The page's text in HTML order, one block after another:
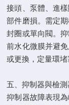
接頭、泵體、進
部件磨損。需定
封圈或單向閥。
前水化微膜并避
或更換，定量環堵
五、抑制器與檢
抑制器故障表現